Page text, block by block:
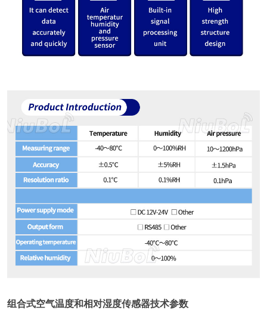
组合式空气温度和相对湿度传感器技术参数